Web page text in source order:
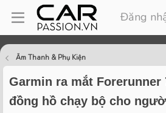
Đăng
Âm Thanh & Phụ Kiện
Garmin ra mắt Forerunner
đồng hồ chạy bộ cho